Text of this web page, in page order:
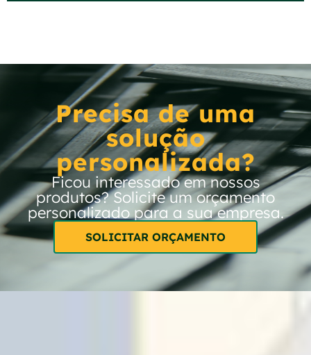
Precisa de uma
solução
personalizada?
Ficou interessado em nossos
produtos? Solicite um orçamento
personalizado para a sua empresa.
SOLICITAR ORÇAMENTO